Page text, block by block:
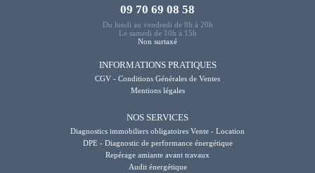
09 70 69 08 58
Du lundi au vendredi de 8h à 20h
Le samedi de 10h à 15h
Non surtaxé
INFORMATIONS PRATIQUES
CGV - Conditions Générales de Ventes
Mentions légales
NOS SERVICES
Diagnostics immobiliers obligatoires Vente - Location
DPE - Diagnostic de performance énergétique
Repérage amiante avant travaux
Audit énergétique